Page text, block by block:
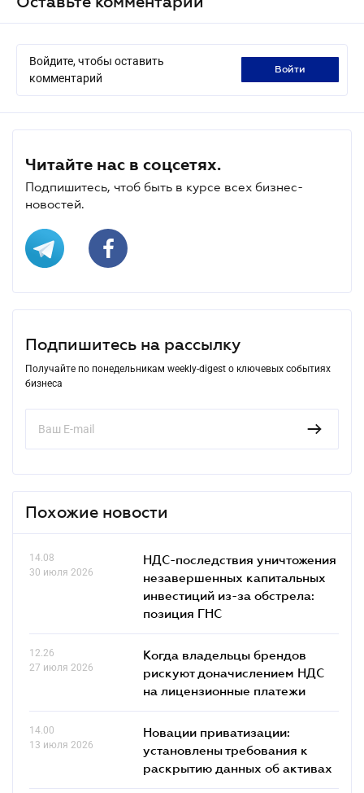
Войдите, чтобы оставить
комментарий
войти
Читайте нас в соцсетях.
Подпишитесь, чтоб быть в курсе всех бизнес-
новостей.
Подпишитесь на рассылку
Получайте по понедельникам weekly-digest о ключевых событиях
бизнеса
Похожие новости
14.08
30 июля 2026
НДС-последствия уничтожения
незавершенных капитальных
инвестиций из-за обстрела:
позиция ГНС
12.26
27 июля 2026
Когда владельцы брендов
рискуют доначислением НДС
на лицензионные платежи
14.00
13 июля 2026
Новации приватизации:
установлены требования к
раскрытию данных об активах